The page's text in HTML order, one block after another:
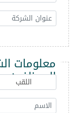
معلومات
الموظفين